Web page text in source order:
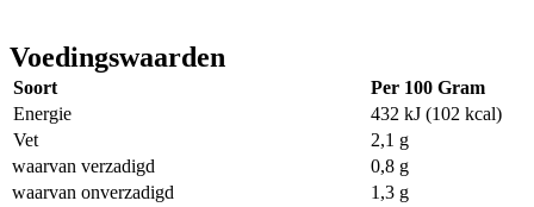
Voedingswaarden
Soort
Per 100 Gram
Energie
432 kJ (102 kcal)
Vet
2,1 g
waarvan verzadigd
0,8 g
waarvan onverzadigd
1,3 g